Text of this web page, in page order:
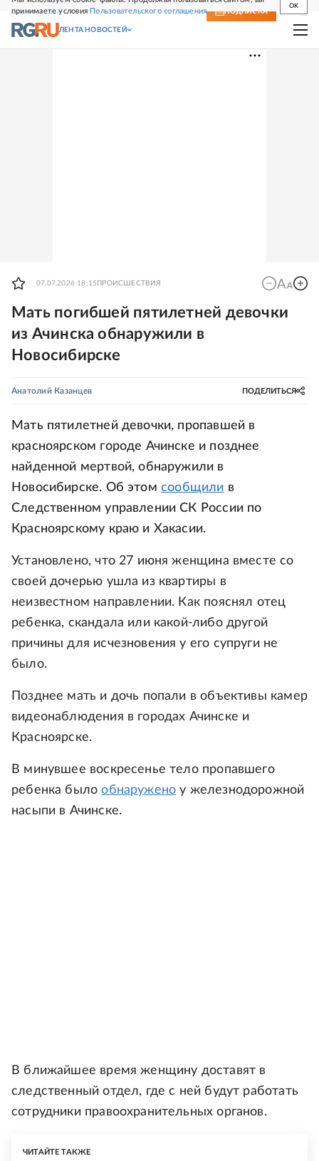
принимаете условия Пользовательского соглашения
OK
СВЕЖИЙ НОМЕР ПОДПИСКА
ЛЕНТА НОВОСТЕЙ
07.07.2026 18:15 ПРОИСШЕСТВИЯ
Мать погибшей пятилетней девочки
из Ачинска обнаружили в
Новосибирске
Анатолий Казанцев ПОДЕЛИТЬСЯ
Мать пятилетней девочки, пропавшей в
красноярском городе Ачинске и позднее
найденной мертвой, обнаружили в
Новосибирске. Об этом сообщили в
Следственном управлении СК России по
Красноярскому краю и Хакасии.
Установлено, что 27 июня женщина вместе со
своей дочерью ушла из квартиры в
неизвестном направлении. Как пояснял отец
ребенка, скандала или какой-либо другой
причины для исчезновения у его супруги не
было.
Позднее мать и дочь попали в объективы камер
видеонаблюдения в городах Ачинске и
Красноярске.
В минувшее воскресенье тело пропавшего
ребенка былообнаружено у железнодорожной
насыпи в Ачинске.
В ближайшее время женщину доставят в
следственный отдел, где с ней будут работать
сотрудники правоохранительных органов.
ЧИТАЙТЕ ТАКЖЕ